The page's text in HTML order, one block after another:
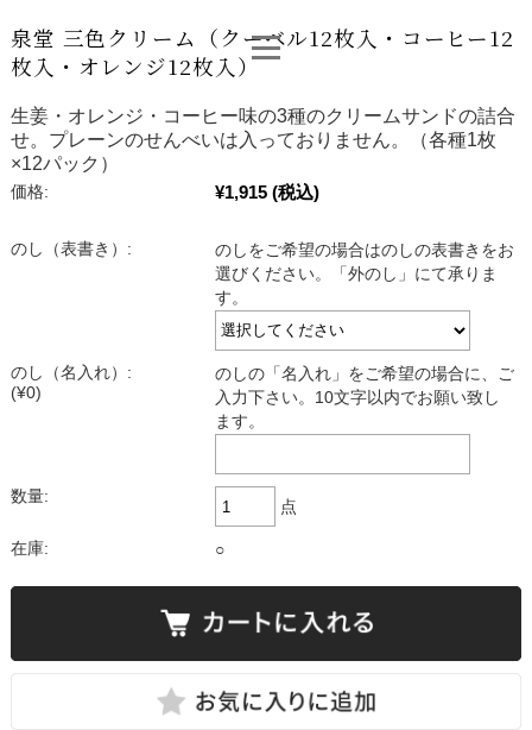
泉堂 三色クリーム（クーベル12枚入・コーヒー12
枚入・オレンジ12枚入）
生姜・オレンジ・コーヒー味の3種のクリームサンドの詰合
せ。プレーンのせんべいは入っておりません。（各種1枚
×12パック）
価格: ¥1,915 (税込)
のし（表書き）:
のしをご希望の場合はのしの表書きをお
選びください。「外のし」にて承りま
す。
のし（名入れ）:
(¥0)
のしの「名入れ」をご希望の場合に、ご
入力下さい。10文字以内でお願い致し
ます。
数量:
点
在庫: ○